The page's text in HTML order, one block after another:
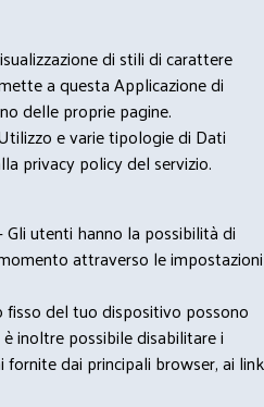
di stili di carattere
a questa Applicazione di
delle proprie pagine.
e varie tipologie di Dati
privacy policy del servizio.
Gli utenti hanno la possibilità di
attraverso le impostazioni
del tuo dispositivo possono
inoltre possibile disabilitare i
dai principali browser, ai link